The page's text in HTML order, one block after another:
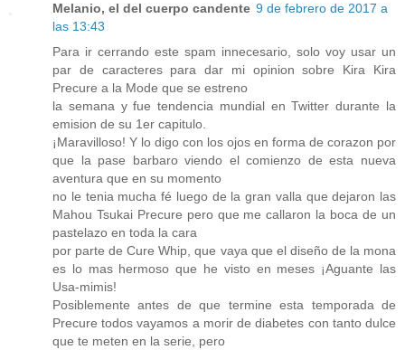
Melanio, el del cuerpo candente 9 de febrero de 2017 a
las 13:43
Para ir cerrando este spam innecesario, solo voy usar un
par de caracteres para dar mi opinion sobre Kira Kira
Precure a la Mode que se estreno
la semana y fue tendencia mundial en Twitter durante la
emision de su 1er capitulo.
¡Maravilloso! Y lo digo con los ojos en forma de corazon por
que la pase barbaro viendo el comienzo de esta nueva
aventura que en su momento
no le tenia mucha fé luego de la gran valla que dejaron las
Mahou Tsukai Precure pero que me callaron la boca de un
pastelazo en toda la cara
por parte de Cure Whip, que vaya que el diseño de la mona
es lo mas hermoso que he visto en meses ¡Aguante las
Usa-mimis!
Posiblemente antes de que termine esta temporada de
Precure todos vayamos a morir de diabetes con tanto dulce
que te meten en la serie, pero